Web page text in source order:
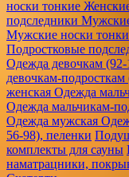
носки тонкие
подследники
Мужские носки
Подростковые
Одежда девочкам (92-
девочкам-
женская Одежда
Одежда мальчикам-
Одежда мужская
56-98), пеленки
комплекты для сауны
наматрацники,